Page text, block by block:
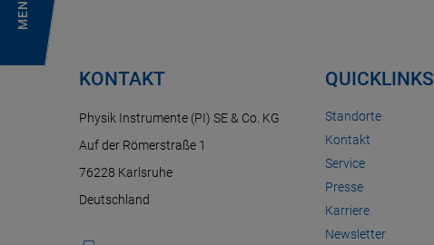
MENÜ
KONTAKT
Physik Instrumente (PI) SE & Co. KG
Auf der Römerstraße 1
76228 Karlsruhe
Deutschland
QUICKLINKS
Standorte
Kontakt
Service
Presse
Karriere
Newsletter